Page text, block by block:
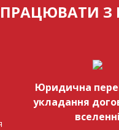
Юридична
укладання
вселенні